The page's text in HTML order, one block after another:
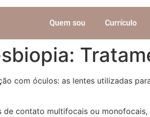
Quem sou Currículo
com óculos: as lentes utilizadas
de contato multifocais ou